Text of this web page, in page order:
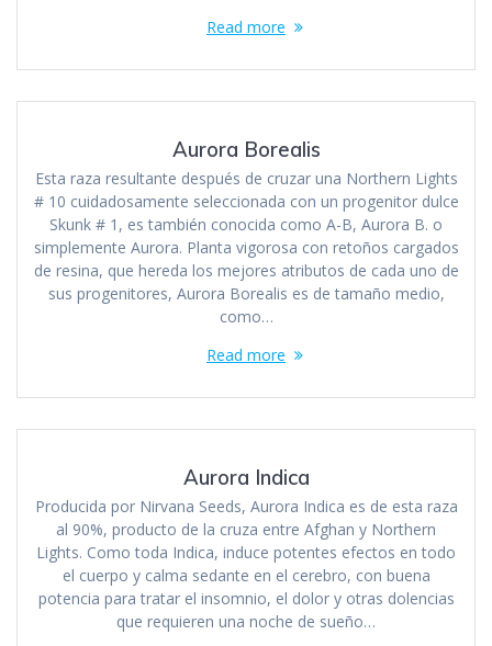
Read more
Aurora Borealis
Esta raza resultante después de cruzar una Northern Lights
# 10 cuidadosamente seleccionada con un progenitor dulce
Skunk # 1, es también conocida como A-B, Aurora B. o
simplemente Aurora. Planta vigorosa con retoños cargados
de resina, que hereda los mejores atributos de cada uno de
sus progenitores, Aurora Borealis es de tamaño medio,
como…
Read more
Aurora Indica
Producida por Nirvana Seeds, Aurora Indica es de esta raza
al 90%, producto de la cruza entre Afghan y Northern
Lights. Como toda Indica, induce potentes efectos en todo
el cuerpo y calma sedante en el cerebro, con buena
potencia para tratar el insomnio, el dolor y otras dolencias
que requieren una noche de sueño…